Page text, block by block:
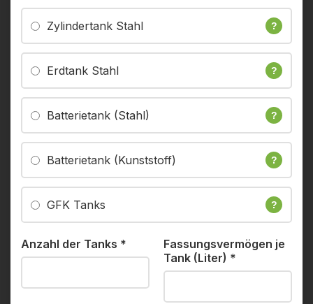
Zylindertank Stahl ?
Erdtank Stahl ?
Batterietank (Stahl) ?
Batterietank (Kunststoff) ?
GFK Tanks ?
Anzahl der Tanks *
Fassungsvermögen je
Tank (Liter) *